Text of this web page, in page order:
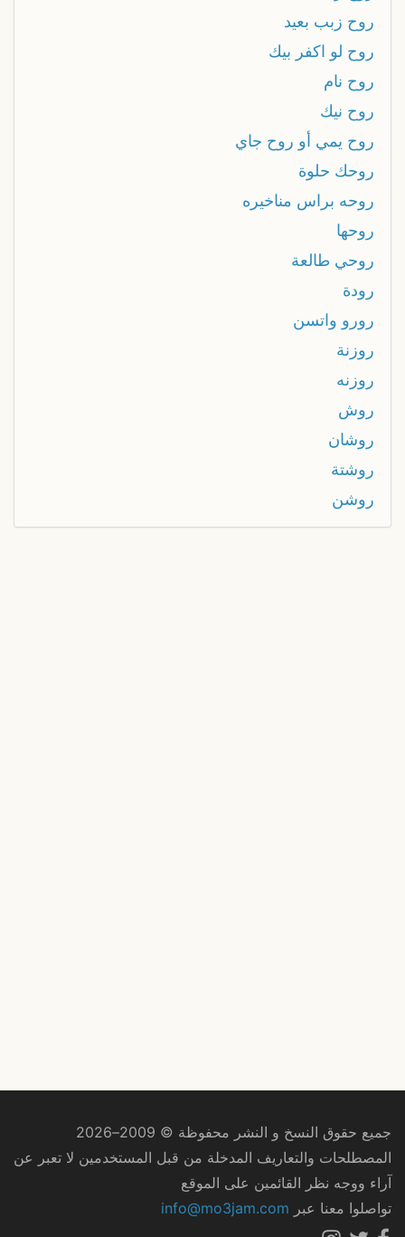
روح زبب بعيد
روح لو اكفر بيك
روح نام
روح نيك
روح يمي أو روح جاي
روحك حلوة
روحه براس مناخيره
روحها
روحي طالعة
رودة
رورو واتسن
روزنة
روزنه
روش
روشان
روشتة
روشن
جميع حقوق النسخ و النشر محفوظة © 2009–2026
المصطلحات والتعاريف المدخلة من قبل المستخدمين لا تعبر عن
آراء ووجه نظر القائمين على الموقع
تواصلوا معنا عبر info@mo3jam.com